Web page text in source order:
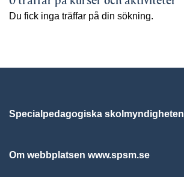
Du fick inga träffar på din sökning.
Specialpedagogiska skolmyndigheten
Om webbplatsen www.spsm.se